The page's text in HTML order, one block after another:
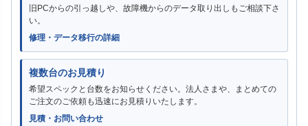
旧PCからの引っ越しや、故障機からのデータ取り出しもご相談下さ
い。
修理・データ移行の詳細
複数台のお見積り
希望スペックと台数をお知らせください。法人さまや、まとめての
ご注文のご依頼も迅速にお見積りいたします。
見積・お問い合わせ